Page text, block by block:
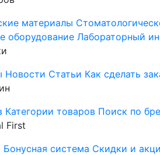
материалы
оборудование Лабораторный
Новости Статьи Как сделать
Категории товаров Поиск по
First
Бонусная система Скидки и